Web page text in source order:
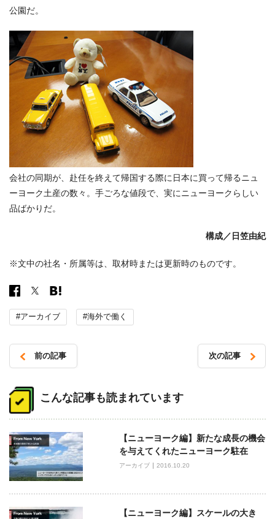
公園だ。
会社の同期が、赴任を終えて帰国する際に日本に買って帰るニュ
ーヨーク土産の数々。手ごろな値段で、実にニューヨークらしい
品ばかりだ。
構成／日笠由紀
※文中の社名・所属等は、取材時または更新時のものです。
#アーカイブ #海外で働く
稿
ナ
ゲ
ー
シ
ョ
ン
前の記事 次の記事
こんな記事も読まれています
【ニューヨーク編】新たな成長の機会
を与えてくれたニューヨーク駐在
アーカイブ 2016.10.20
【ニューヨーク編】スケールの大き